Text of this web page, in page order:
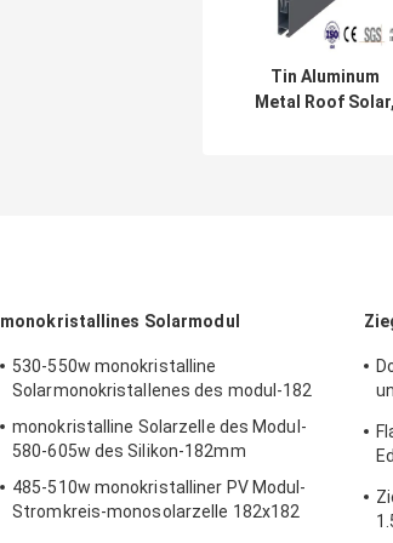
Tin Aluminum
Metal Roof Solar,
monokristallines Solarmodul
530-550w monokristalline
Solarmonokristallenes des modul-182
monokristalline Solarzelle des Modul-
580-605w des Silikon-182mm
485-510w monokristalliner PV Modul-
Stromkreis-monosolarzelle 182x182